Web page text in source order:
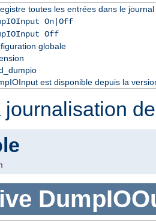
toutes les entrées dans le
On|Off
Off
globale
est disponible depuis la